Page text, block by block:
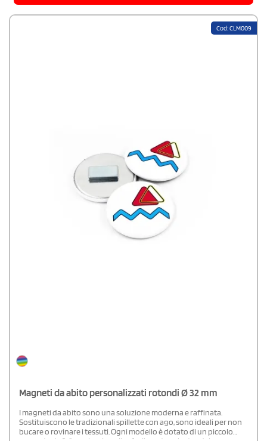
Cod: CLM009
Magneti da abito personalizzati rotondi Ø 32 mm
I magneti da abito sono una soluzione moderna e raffinata.
Sostituiscono le tradizionali spillette con ago, sono ideali per non
bucare o rovinare i tessuti. Ogni modello è dotato di un piccolo